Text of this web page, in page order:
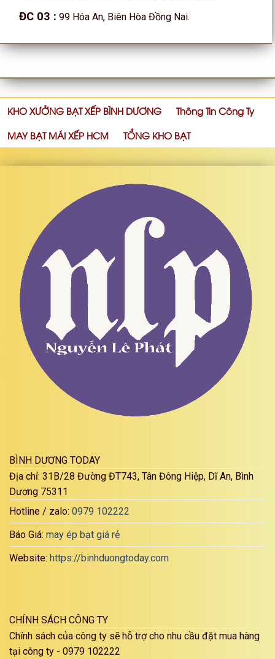
ĐC 03 : 99 Hóa An, Biên Hòa Đồng Nai.
KHO XƯỞNG BẠT XẾP BÌNH DƯƠNG
Thông Tin Công Ty
MAY BẠT MÁI XẾP HCM
TỔNG KHO BẠT
BÌNH DƯƠNG TODAY
Địa chỉ: 31B/28 Đường ĐT743, Tân Đông Hiệp, Dĩ An, Bình
Dương 75311
Hotline / zalo: 0979 102222
Báo Giá: may ép bạt giá rẻ
Website: https://binhduongtoday.com
CHÍNH SÁCH CÔNG TY
Chính sách của công ty sẽ hỗ trợ cho nhu cầu đặt mua hàng
tại công ty - 0979 102222